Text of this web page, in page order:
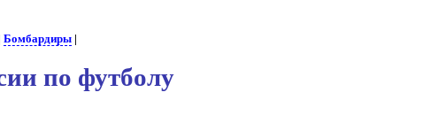
|Бомбардиры
по футболу